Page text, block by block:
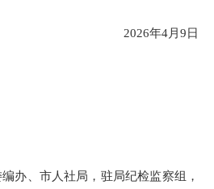
2026年4月9日
办、市人社局，驻局纪检监察组，